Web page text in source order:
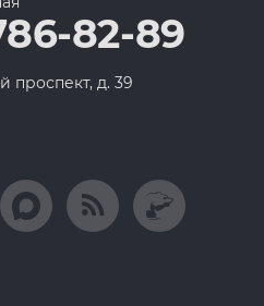
82-89
проспект, д. 39